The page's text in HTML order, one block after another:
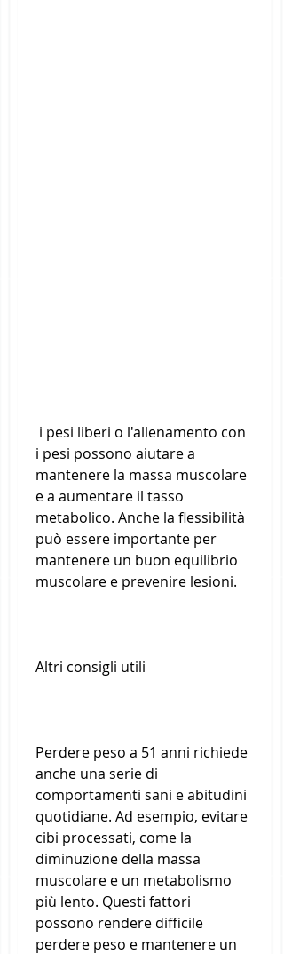
i pesi possono aiutare a
mantenere la massa muscolare
e a aumentare il tasso
metabolico. Anche la flessibilità
può essere importante per
mantenere un buon equilibrio
muscolare e prevenire lesioni.
Altri consigli utili
Perdere peso a 51 anni richiede
anche una serie di
comportamenti sani e abitudini
quotidiane. Ad esempio, evitare
cibi processati, come la
diminuzione della massa
muscolare e un metabolismo
più lento. Questi fattori
possono rendere difficile
perdere peso e mantenere un